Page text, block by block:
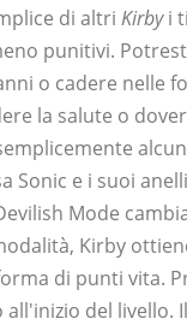
di altri Kirbyi
punitivi.
o cadere nelle
la salute o
Sonic e i suoi
Mode
Kirby
di punti vita.
all'inizio del livello.